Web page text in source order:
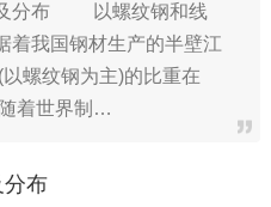
分布 以螺纹钢和线
着我国钢材生产的半壁江
螺纹钢为主)的比重在
着世界制…
布